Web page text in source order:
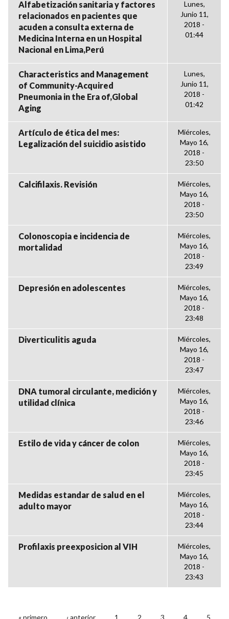
Alfabetización sanitaria y factores
relacionados en pacientes que
acuden a consulta externa de
Medicina Interna en un Hospital
Nacional en Lima,Perú
Lunes,
Junio 11,
2018 -
01:44
Characteristics and Management
of Community-Acquired
Pneumonia in the Era of,Global
Aging
Lunes,
Junio 11,
2018 -
01:42
Artículo de ética del mes:
Legalización del suicidio asistido
Miércoles,
Mayo 16,
2018 -
23:50
Calcifilaxis. Revisión
Miércoles,
Mayo 16,
2018 -
23:50
Colonoscopia e incidencia de
mortalidad
Miércoles,
Mayo 16,
2018 -
23:49
Depresión en adolescentes
Miércoles,
Mayo 16,
2018 -
23:48
Diverticulitis aguda
Miércoles,
Mayo 16,
2018 -
23:47
DNA tumoral circulante, medición y
utilidad clínica
Miércoles,
Mayo 16,
2018 -
23:46
Estilo de vida y cáncer de colon
Miércoles,
Mayo 16,
2018 -
23:45
Medidas estandar de salud en el
adulto mayor
Miércoles,
Mayo 16,
2018 -
23:44
Profilaxis preexposicion al VIH
Miércoles,
Mayo 16,
2018 -
23:43
« primero ‹ anterior 1 2 3 4 5